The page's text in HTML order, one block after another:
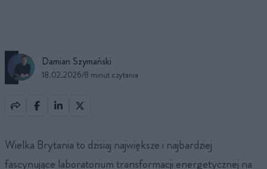
Damian Szymański
18.02.2026/8 minut czytania
Wielka Brytania to dzisiaj największe i najbardziej
fascynujące laboratorium transformacji energetycznej na